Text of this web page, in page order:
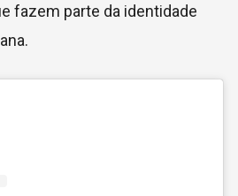
fazem parte da identidade